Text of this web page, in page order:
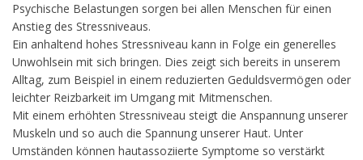
Psychische Belastungen sorgen bei allen Menschen für einen
Anstieg des Stressniveaus.
Ein anhaltend hohes Stressniveau kann in Folge ein generelles
Unwohlsein mit sich bringen. Dies zeigt sich bereits in unserem
Alltag, zum Beispiel in einem reduzierten Geduldsvermögen oder
leichter Reizbarkeit im Umgang mit Mitmenschen.
Mit einem erhöhten Stressniveau steigt die Anspannung unserer
Muskeln und so auch die Spannung unserer Haut. Unter
Umständen können hautassoziierte Symptome so verstärkt